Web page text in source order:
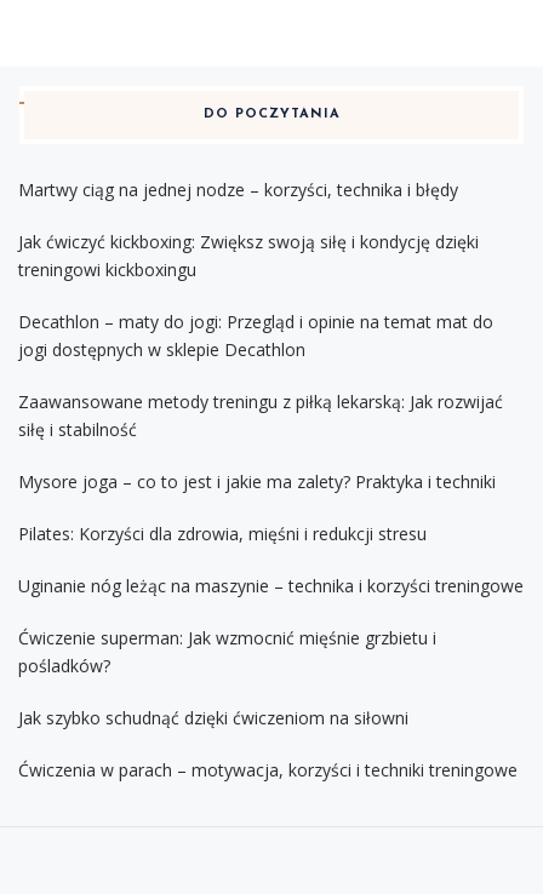
DO POCZYTANIA
Martwy ciąg na jednej nodze – korzyści, technika i błędy
Jak ćwiczyć kickboxing: Zwiększ swoją siłę i kondycję dzięki
treningowi kickboxingu
Decathlon – maty do jogi: Przegląd i opinie na temat mat do
jogi dostępnych w sklepie Decathlon
Zaawansowane metody treningu z piłką lekarską: Jak rozwijać
siłę i stabilność
Mysore joga – co to jest i jakie ma zalety? Praktyka i techniki
Pilates: Korzyści dla zdrowia, mięśni i redukcji stresu
Uginanie nóg leżąc na maszynie – technika i korzyści treningowe
Ćwiczenie superman: Jak wzmocnić mięśnie grzbietu i
pośladków?
Jak szybko schudnąć dzięki ćwiczeniom na siłowni
Ćwiczenia w parach – motywacja, korzyści i techniki treningowe